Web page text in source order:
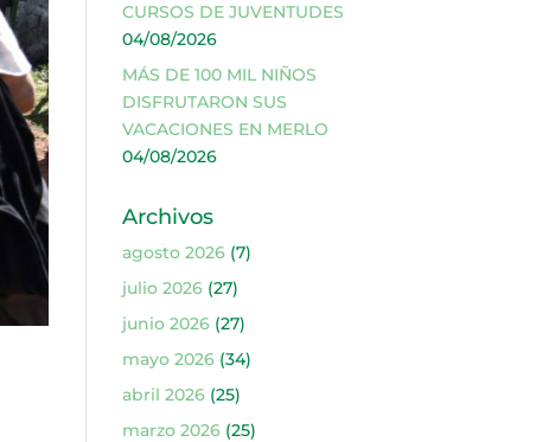
CURSOS DE JUVENTUDES
04/08/2026
MÁS DE 100 MIL NIÑOS
DISFRUTARON SUS
VACACIONES EN MERLO
04/08/2026
Archivos
agosto 2026(7)
julio 2026(27)
junio 2026(27)
mayo 2026(34)
abril 2026(25)
marzo 2026(25)